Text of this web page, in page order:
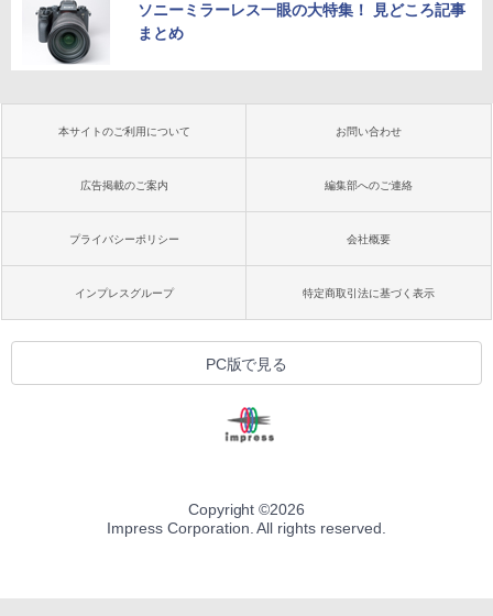
ソニーミラーレス一眼の大特集！ 見どころ記事
まとめ
本サイトのご利用について お問い合わせ
広告掲載のご案内 編集部へのご連絡
プライバシーポリシー 会社概要
インプレスグループ 特定商取引法に基づく表示
PC版で見る
Copyright ©2026
Impress Corporation. All rights reserved.